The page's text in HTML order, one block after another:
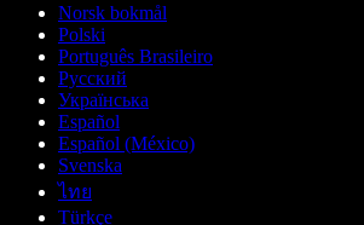
Norsk bokmål
Polski
Português Brasileiro
Русский
Українська
Español
Español (México)
Svenska
ไทย
Türkçe